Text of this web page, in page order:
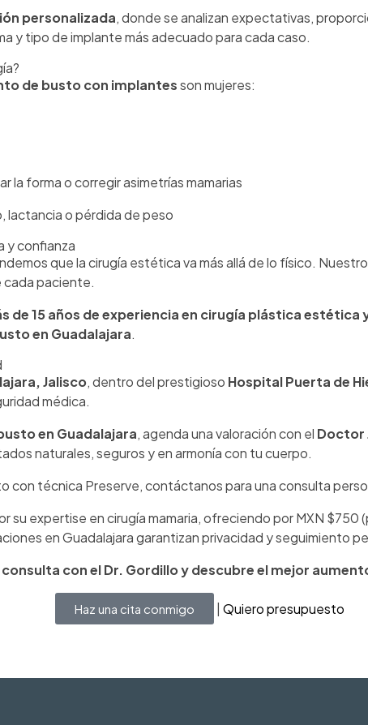
personalizada, donde se analizan expectativas,
y tipo de implante más adecuado para cada caso.
de busto con implantesson mujeres:
la forma o corregir asimetrías mamarias
lactancia o pérdida de peso
y confianza
que la cirugía estética va más allá de lo físico.
cada paciente.
de 15 años de experiencia en cirugía plástica
en Guadalajara.
Jalisco, dentro del prestigioso Hospital Puerta de
médica.
en Guadalajara, agenda una valoración con el Doctor
naturales, seguros y en armonía con tu cuerpo.
con técnica Preserve, contáctanos para una consulta
su expertise en cirugía mamaria, ofreciendo por MXN
en Guadalajara garantizan privacidad y seguimiento
consulta con el Dr. Gordillo y descubre el mejor
Haz una cita conmigo Quiero presupuesto